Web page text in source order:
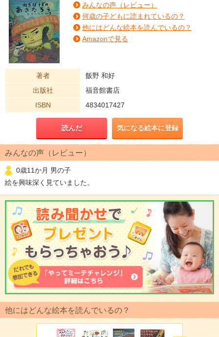
みんなの声（レビュー）
何歳の子どもに読まれているの？
他にはどんな絵本を読んでいるの？
Amazonで見る
著者
飯野 和好
出版社
福音館書店
ISBN
4834017427
読んだ 気になる絵本に登録
みんなの声（レビュー）
0歳11か月 男の子
絵を興味深く見ていました。
他にはどんな絵本を読んでいるの？